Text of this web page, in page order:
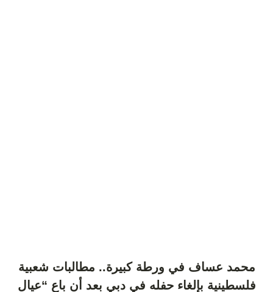
محمد عساف في ورطة كبيرة.. مطالبات شعبية
فلسطينية بإلغاء حفله في دبي بعد أن باع “عيال